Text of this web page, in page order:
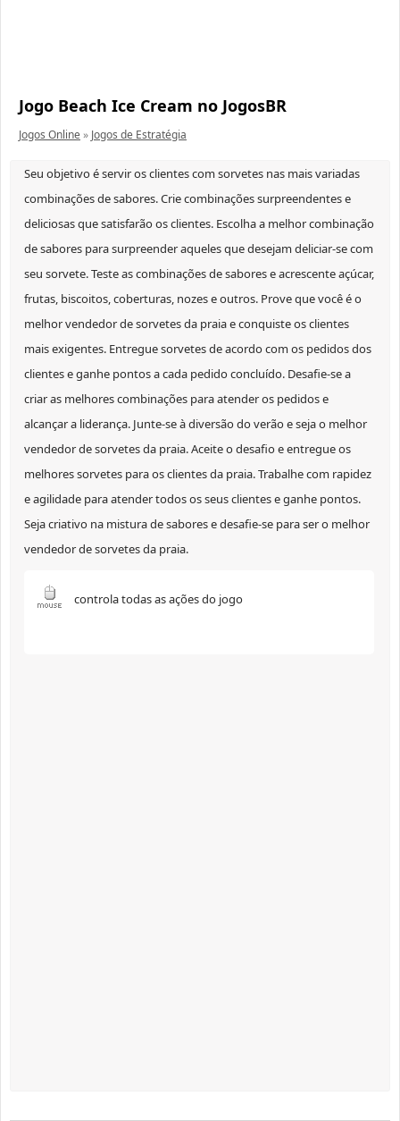
Jogo Beach Ice Cream no JogosBR
Jogos Online» Jogos de Estratégia
Seu objetivo é servir os clientes com sorvetes nas mais variadas
combinações de sabores. Crie combinações surpreendentes e
deliciosas que satisfarão os clientes. Escolha a melhor combinação
de sabores para surpreender aqueles que desejam deliciar-se com
seu sorvete. Teste as combinações de sabores e acrescente açúcar,
frutas, biscoitos, coberturas, nozes e outros. Prove que você é o
melhor vendedor de sorvetes da praia e conquiste os clientes
mais exigentes. Entregue sorvetes de acordo com os pedidos dos
clientes e ganhe pontos a cada pedido concluído. Desafie-se a
criar as melhores combinações para atender os pedidos e
alcançar a liderança. Junte-se à diversão do verão e seja o melhor
vendedor de sorvetes da praia. Aceite o desafio e entregue os
melhores sorvetes para os clientes da praia. Trabalhe com rapidez
e agilidade para atender todos os seus clientes e ganhe pontos.
Seja criativo na mistura de sabores e desafie-se para ser o melhor
vendedor de sorvetes da praia.
controla todas as ações do jogo